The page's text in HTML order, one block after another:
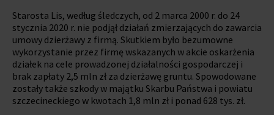
Starosta Lis, według śledczych, od 2 marca 2000 r. do 24
stycznia 2020 r. nie podjął działań zmierzających do zawarcia
umowy dzierżawy z firmą. Skutkiem było bezumowne
wykorzystanie przez firmę wskazanych w akcie oskarżenia
działek na cele prowadzonej działalności gospodarczej i
brak zapłaty 2,5 mln zł za dzierżawę gruntu. Spowodowane
zostały także szkody w majątku Skarbu Państwa i powiatu
szczecineckiego w kwotach 1,8 mln zł i ponad 628 tys. zł.